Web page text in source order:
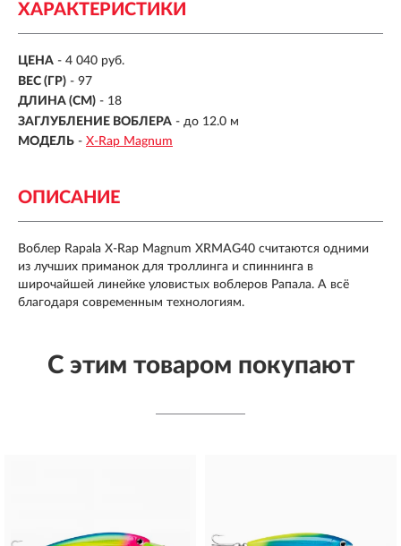
ХАРАКТЕРИСТИКИ
ЦЕНА - 4 040 руб.
ВЕС (ГР) - 97
ДЛИНА (СМ) - 18
ЗАГЛУБЛЕНИЕ ВОБЛЕРА - до 12.0 м
МОДЕЛЬ - X-Rap Magnum
ОПИСАНИЕ
Воблер Rapala X-Rap Magnum XRMAG40 считаются одними
из лучших приманок для троллинга и спиннинга в
широчайшей линейке уловистых воблеров Рапала. А всё
благодаря современным технологиям.
С этим товаром покупают